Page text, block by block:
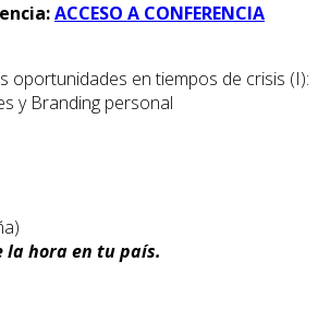
ACCESO A CONFERENCIA
oportunidades en tiempos de crisis (I):
y Branding personal
la hora en tu país.